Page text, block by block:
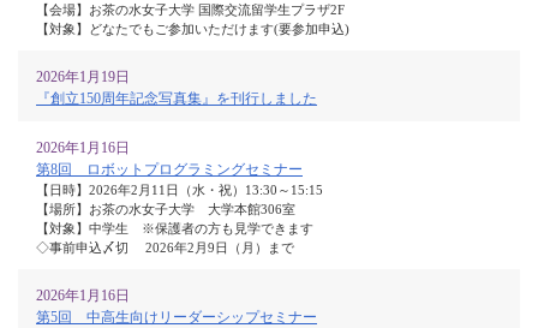
【会場】お茶の水女子大学 国際交流留学生プラザ2F
【対象】どなたでもご参加いただけます(要参加申込)
2026年1月19日
『創立150周年記念写真集』を刊行しました
2026年1月16日
第8回 ロボットプログラミングセミナー
【日時】2026年2月11日（水・祝）13:30～15:15
【場所】お茶の水女子大学 大学本館306室
【対象】中学生 ※保護者の方も見学できます
◇事前申込〆切 2026年2月9日（月）まで
2026年1月16日
第5回 中高生向けリーダーシップセミナー